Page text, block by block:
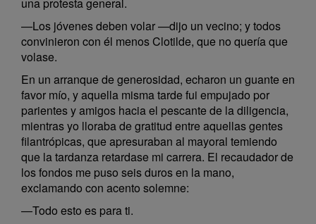
—Los jóvenes deben volar —dijo un vecino; y todos
convinieron con él menos Clotilde, que no quería que
volase.
En un arranque de generosidad, echaron un guante en
favor mío, y aquella misma tarde fui empujado por
parientes y amigos hacia el pescante de la diligencia,
mientras yo lloraba de gratitud entre aquellas gentes
filantrópicas, que apresuraban al mayoral temiendo
que la tardanza retardase mi carrera. El recaudador de
los fondos me puso seis duros en la mano,
exclamando con acento solemne:
—Todo esto es para ti.